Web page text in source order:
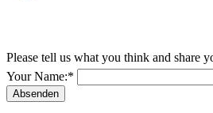
Please tell us what you think and share
Your Name:*